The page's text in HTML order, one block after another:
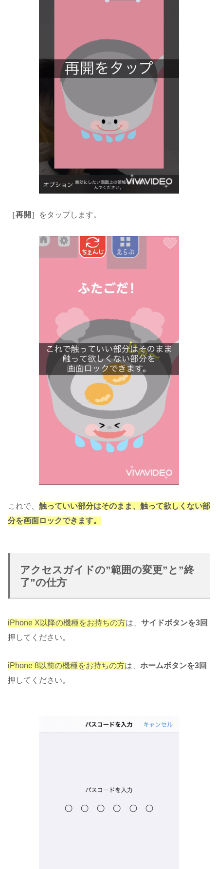
［再開 ］をタップします。
これで、 触っていい部分はそのまま、触って欲しくない部
分を画面ロックできます。
アクセスガイドの”範囲の変更”と”終
了”の仕方
iPhone X以降の機種をお持ちの方は、 サイドボタンを3回
押してください。
iPhone 8以前の機種をお持ちの方は、 ホームボタンを3回
押してください。